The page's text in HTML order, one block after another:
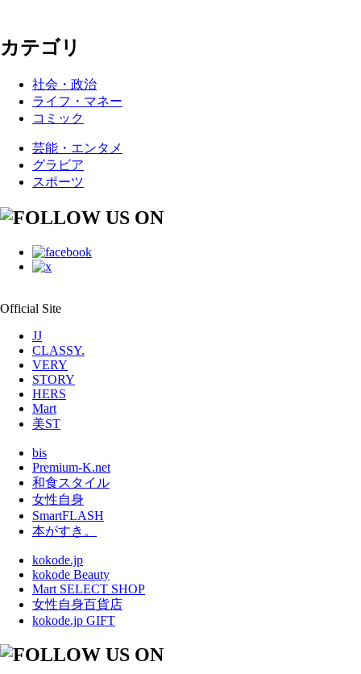
カテゴリ
社会・政治
ライフ・マネー
コミック
芸能・エンタメ
グラビア
スポーツ
Official Site
JJ
CLASSY.
VERY
STORY
HERS
Mart
美ST
bis
Premium-K.net
和食スタイル
女性自身
SmartFLASH
本がすき。
kokode.jp
kokode Beauty
Mart SELECT SHOP
女性自身百貨店
kokode.jp GIFT